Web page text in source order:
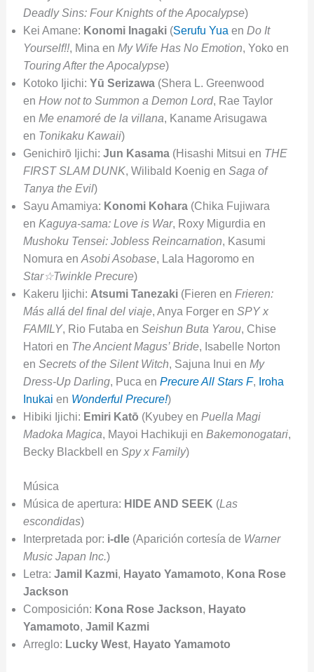
Deadly Sins: Four Knights of the Apocalypse)
Kei Amane: Konomi Inagaki(Serufu Yua en Do It
Yourself!!, Mina en My Wife Has No Emotion, Yoko en
Touring After the Apocalypse)
Kotoko Ijichi: Yū Serizawa(Shera L. Greenwood
en How not to Summon a Demon Lord, Rae Taylor
en Me enamoré de la villana, Kaname Arisugawa
en Tonikaku Kawaii)
Genichirō Ijichi: Jun Kasama(Hisashi Mitsui en THE
FIRST SLAM DUNK, Wilibald Koenig en Saga of
Tanya the Evil)
Sayu Amamiya: Konomi Kohara(Chika Fujiwara
en Kaguya-sama: Love is War, Roxy Migurdia en
Mushoku Tensei: Jobless Reincarnation, Kasumi
Nomura en Asobi Asobase, Lala Hagoromo en
Star☆Twinkle Precure)
Kakeru Ijichi: Atsumi Tanezaki(Fieren en Frieren:
Más allá del final del viaje, Anya Forger en SPY x
FAMILY, Rio Futaba en Seishun Buta Yarou, Chise
Hatori en The Ancient Magus’ Bride, Isabelle Norton
en Secrets of the Silent Witch, Sajuna Inui en My
Dress-Up Darling, Puca en Precure All Stars F, Iroha
Inukai en Wonderful Precure!)
Hibiki Ijichi: Emiri Katō (Kyubey en Puella Magi
Madoka Magica, Mayoi Hachikuji en Bakemonogatari,
Becky Blackbell en Spy x Family)
Música
Música de apertura: HIDE AND SEEK (Las
escondidas)
Interpretada por: i-dle(Aparición cortesía de Warner
Music Japan Inc.)
Letra: Jamil Kazmi, Hayato Yamamoto, Kona Rose
Jackson
Composición: Kona Rose Jackson, Hayato
Yamamoto, Jamil Kazmi
Arreglo: Lucky West, Hayato Yamamoto